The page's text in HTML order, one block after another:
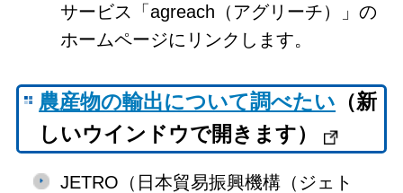
サービス「agreach（アグリーチ）」の
ホームページにリンクします。
農産物の輸出について調べたい （新
しいウインドウで開きます）
JETRO（日本貿易振興機構（ジェト